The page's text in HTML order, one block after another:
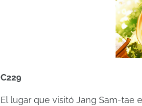
C229
El lugar que visitó Jang Sam-tae